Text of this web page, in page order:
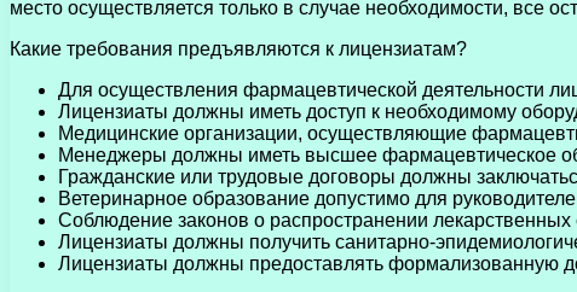
место осуществляется только в случае необходимости, все
Какие требования предъявляются к лицензиатам?
Для осуществления фармацевтической деятельности
Лицензиаты должны иметь доступ к необходимому
Медицинские организации, осуществляющие
Менеджеры должны иметь высшее фармацевтическое
Гражданские или трудовые договоры должны
Ветеринарное образование допустимо для
Соблюдение законов о распространении лекарственных
Лицензиаты должны получить санитарно-
Лицензиаты должны предоставлять формализованную